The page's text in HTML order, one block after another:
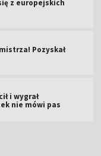
z europejskich
Pozyskał
i wygrał
nie mówi pas